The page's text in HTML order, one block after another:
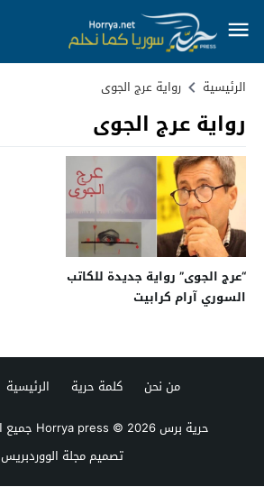
الرئيسية رواية عرج الجوى
رواية عرج الجوى
“عرج الجوى” رواية جديدة للكاتب
السوري آرام كرابيت
من نحن كلمة حرية الرئيسية
حرية برس Horrya press© 2026 جميع الحقوق محفوظة.
تصميممجلة الووردبريس